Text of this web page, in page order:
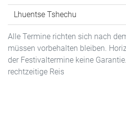
Alle Termine richten sich nach
müssen vorbehalten bleiben.
der Festivaltermine keine
rechtzeitige Reis
Lhuentse Tshechu